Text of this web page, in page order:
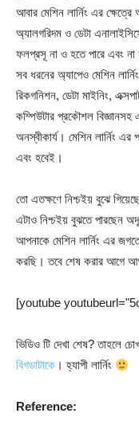
আবার মেশিন লার্নিং এর
অ্যালগরিদম ও ডেটা
ফলপ্রসূ না ও হতে পারে এবং
সব ধরনের অ্যাপেও মেশিন
রিকগনিশন, ডেটা মাইনিং,
কম্পিউটার প্রকৌশল
অনস্বীকার্য। মেশিন লার্নিং
এবং হবেই।
তো এতক্ষণে নিশ্চইয় বুঝে
এটাও নিশ্চইয় বুঝতে পারছেন
আপনাকে মেশিন লার্নিং এর
করছি। তবে শেষ করার আগে
[youtube
ভিডিও টি দেখা শেষ? তাহলে
বিগডাটাকে । হ্যাপী লার্নিং
Reference: